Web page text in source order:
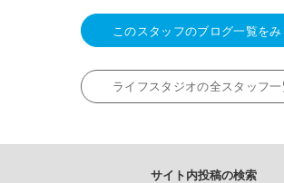
このスタッフのブログ一覧をみ
ライフスタジオの全スタッフ一
サイト内投稿の検索